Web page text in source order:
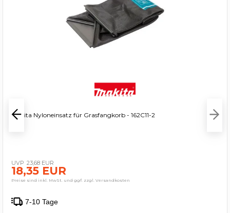
Makita Nyloneinsatz für Grasfangkorb - 162C11-2
23,68 EUR
18,35 EUR
Preise sind inkl. MwSt. und ggf. zzgl. Versandkosten
7-10 Tage